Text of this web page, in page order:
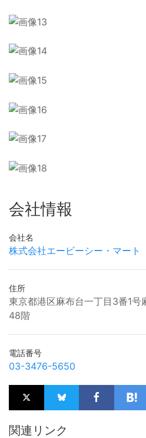
会社情報
会社名
株式会社エービーシー・マート
住所
東京都港区麻布台一丁目3番1号
48階
電話番号
03-3476-5650
関連リンク